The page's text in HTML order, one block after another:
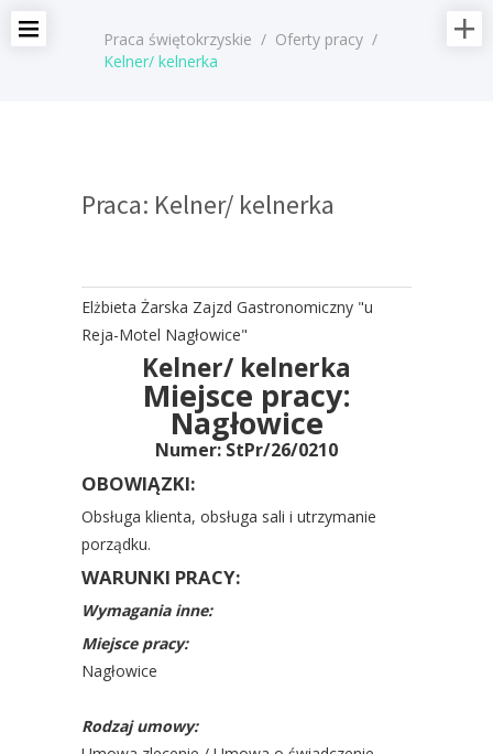
Praca świętokrzyskie / Oferty pracy /
Kelner/ kelnerka
Praca: Kelner/ kelnerka
Elżbieta Żarska Zajzd Gastronomiczny "u
Reja-Motel Nagłowice"
Kelner/ kelnerka
Miejsce pracy:
Nagłowice
Numer: StPr/26/0210
OBOWIĄZKI:
Obsługa klienta, obsługa sali i utrzymanie
porządku.
WARUNKI PRACY:
Wymagania inne:
Miejsce pracy:
Nagłowice
Rodzaj umowy: